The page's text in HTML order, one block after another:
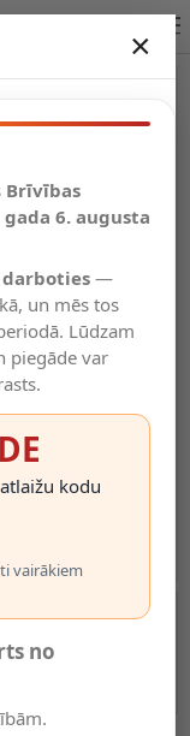
×
Brīvības
gada 6. augusta
—
un mēs tos
Lūdzam
piegāde var
kodu
vairākiem
no